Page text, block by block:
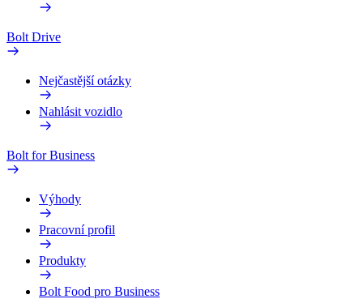
Bolt Drive
Nejčastější otázky
Nahlásit vozidlo
Bolt for Business
Výhody
Pracovní profil
Produkty
Bolt Food pro Business